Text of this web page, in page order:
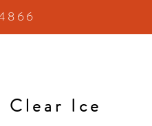
Clear Ice